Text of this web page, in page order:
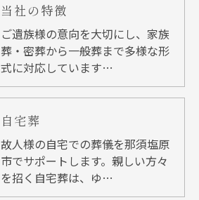
当社の特徴
ご遺族様の意向を大切にし、家族
葬・密葬から一般葬まで多様な形
式に対応しています…
自宅葬
故人様の自宅での葬儀を那須塩原
市でサポートします。親しい方々
を招く自宅葬は、ゆ…